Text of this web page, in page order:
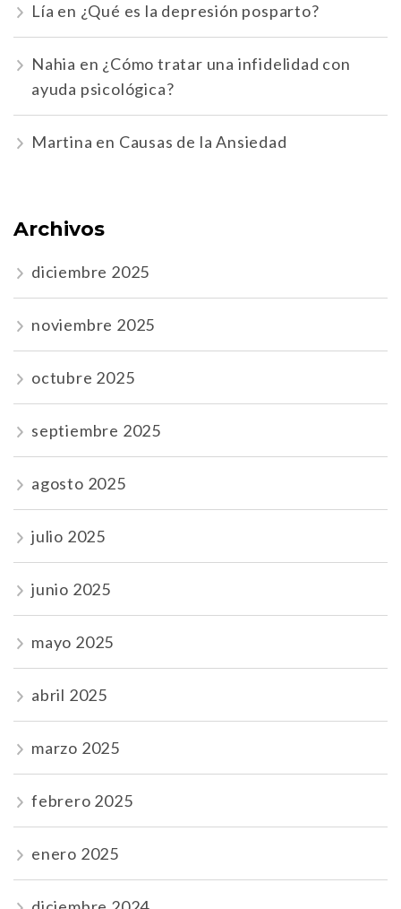
Lía en ¿Qué es la depresión posparto?
Nahia en ¿Cómo tratar una infidelidad con
ayuda psicológica?
Martina en Causas de la Ansiedad
Archivos
diciembre 2025
noviembre 2025
octubre 2025
septiembre 2025
agosto 2025
julio 2025
junio 2025
mayo 2025
abril 2025
marzo 2025
febrero 2025
enero 2025